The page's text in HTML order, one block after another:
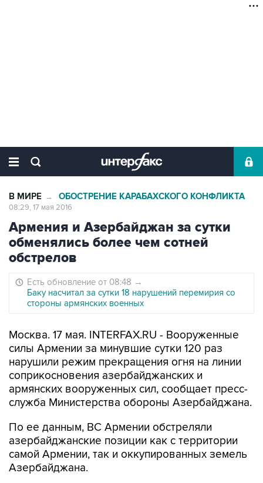
В МИРЕ → ОБОСТРЕНИЕ КАРАБАХСКОГО КОНФЛИКТА
08:29, 17 мая 2016
Армения и Азербайджан за сутки
обменялись более чем сотней
обстрелов
Есть обновление от 08:48 →
Баку насчитал за сутки 18 нарушений перемирия со
стороны армянских военных
Москва. 17 мая. INTERFAX.RU - Вооруженные
силы Армении за минувшие сутки 120 раз
нарушили режим прекращения огня на линии
соприкосновения азербайджанских и
армянских вооруженных сил, сообщает пресс-
служба Министерства обороны Азербайджана.
По ее данным, ВС Армении обстреляли
азербайджанские позиции как с территории
самой Армении, так и оккупированных земель
Азербайджана.